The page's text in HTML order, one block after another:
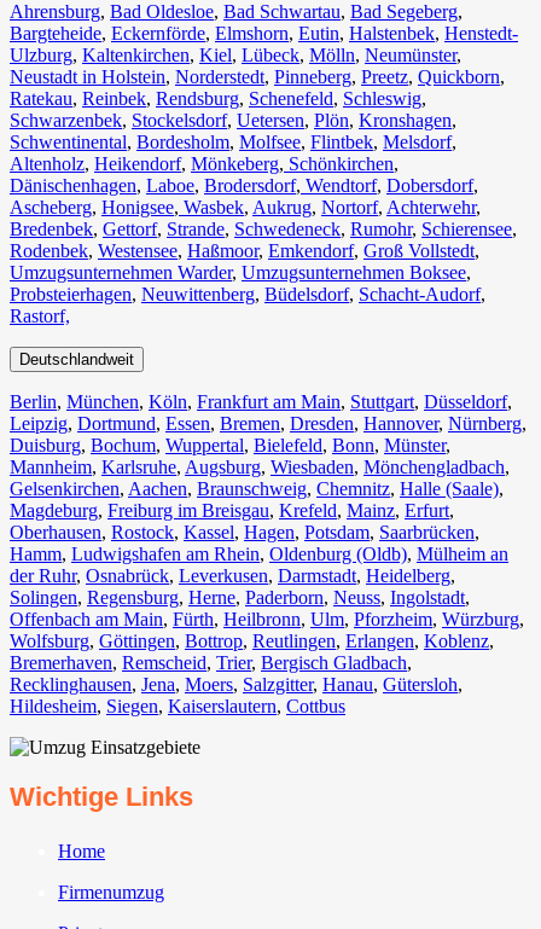
Ahrensburg, Bad Oldesloe, Bad Schwartau, Bad Segeberg,
Bargteheide, Eckernförde, Elmshorn, Eutin, Halstenbek, Henstedt-
Ulzburg, Kaltenkirchen, Kiel, Lübeck, Mölln, Neumünster,
Neustadt in Holstein, Norderstedt, Pinneberg, Preetz, Quickborn,
Ratekau, Reinbek, Rendsburg, Schenefeld, Schleswig,
Schwarzenbek, Stockelsdorf, Uetersen, Plön, Kronshagen,
Schwentinental, Bordesholm, Molfsee, Flintbek, Melsdorf,
Altenholz, Heikendorf, Mönkeberg, Schönkirchen,
Dänischenhagen, Laboe, Brodersdorf, Wendtorf, Dobersdorf,
Ascheberg, Honigsee, Wasbek, Aukrug, Nortorf, Achterwehr,
Bredenbek, Gettorf, Strande, Schwedeneck, Rumohr, Schierensee,
Rodenbek, Westensee, Haßmoor, Emkendorf, Groß Vollstedt,
Umzugsunternehmen Warder, Umzugsunternehmen Boksee,
Probsteierhagen, Neuwittenberg, Büdelsdorf, Schacht-Audorf,
Rastorf,
Deutschlandweit
Berlin⁠, München, Köln⁠, Frankfurt am Main, Stuttgart, Düsseldorf,
Leipzig, Dortmund, Essen, Bremen, Dresden, Hannover, Nürnberg,
Duisburg⁠, Bochum, Wuppertal⁠, Bielefeld⁠, Bonn⁠, Münster⁠,
Mannheim, Karlsruhe, Augsburg, Wiesbaden⁠, Mönchengladbach⁠,
Gelsenkirchen⁠, Aachen⁠, Braunschweig, Chemnitz⁠, Halle (Saale)⁠,
Magdeburg, Freiburg im Breisgau⁠, Krefeld⁠, Mainz⁠, Erfurt,
Oberhausen⁠, Rostock⁠, Kassel⁠, Hagen, Potsdam, Saarbrücken⁠,
Hamm, Ludwigshafen am Rhein⁠, Oldenburg (Oldb), Mülheim an
der Ruhr, Osnabrück⁠, Leverkusen, Darmstadt⁠, Heidelberg,
Solingen, Regensburg, Herne⁠, Paderborn, Neuss, Ingolstadt,
Offenbach am Main, Fürth⁠, Heilbronn, Ulm⁠, Pforzheim, Würzburg,
Wolfsburg⁠, Göttingen, Bottrop, Reutlingen, Erlangen⁠, Koblenz,
Bremerhaven⁠, Remscheid, Trier⁠, Bergisch Gladbach,
Recklinghausen, Jena⁠, Moers⁠, Salzgitter⁠, Hanau, Gütersloh,
Hildesheim⁠, Siegen⁠, Kaiserslautern⁠, Cottbus⁠
Wichtige Links
Home
Firmenumzug